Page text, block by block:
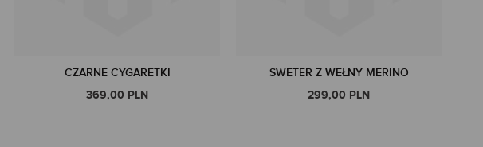
CZARNE CYGARETKI
369,00 PLN
SWETER Z WEŁNY MERINO
299,00 PLN